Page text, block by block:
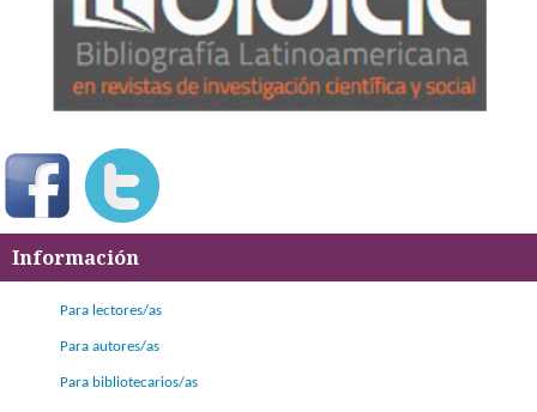
Información
Para lectores/as
Para autores/as
Para bibliotecarios/as